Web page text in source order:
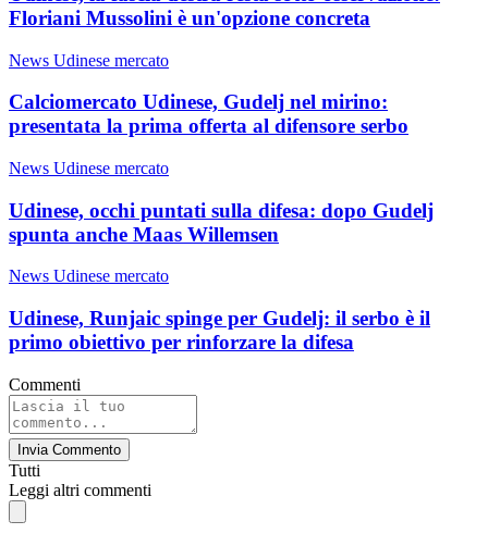
Floriani Mussolini è un'opzione concreta
News Udinese mercato
Calciomercato Udinese, Gudelj nel mirino:
presentata la prima offerta al difensore serbo
News Udinese mercato
Udinese, occhi puntati sulla difesa: dopo Gudelj
spunta anche Maas Willemsen
News Udinese mercato
Udinese, Runjaic spinge per Gudelj: il serbo è il
primo obiettivo per rinforzare la difesa
Commenti
Invia Commento
Tutti
Leggi altri commenti